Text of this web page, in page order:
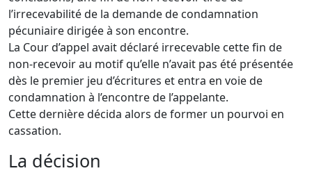
l’irrecevabilité de la demande de condamnation
pécuniaire dirigée à son encontre.
La Cour d’appel avait déclaré irrecevable cette fin de
non-recevoir au motif qu’elle n’avait pas été présentée
dès le premier jeu d’écritures et entra en voie de
condamnation à l’encontre de l’appelante.
Cette dernière décida alors de former un pourvoi en
cassation.
La décision